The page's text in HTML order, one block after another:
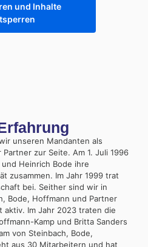
und Inhalte
unseren Mandanten als
zur Seite. Am 1. Juli 1996
Heinrich Bode ihre
zusammen. Im Jahr 1999 trat
bei. Seither sind wir in
Bode, Hoffmann und Partner
aktiv. Im Jahr 2023 traten die
Kamp und Britta Sanders
von Steinbach, Bode,
aus 30 Mitarbeitern und hat